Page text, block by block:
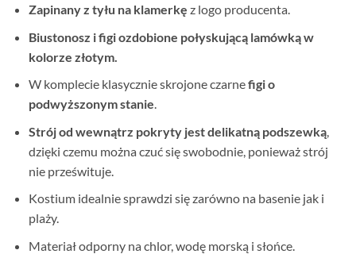
Zapinany z tyłu na klamerkę z logo producenta.
Biustonosz i figi ozdobione połyskującą lamówką w
kolorze złotym.
W komplecie klasycznie skrojone czarnefigi o
podwyższonym stanie.
Strój od wewnątrz pokryty jest delikatną podszewką,
dzięki czemu można czuć się swobodnie, ponieważ strój
nie prześwituje.
Kostium idealnie sprawdzi się zarówno na basenie jak i
plaży.
Materiał odporny na chlor, wodę morską i słońce.